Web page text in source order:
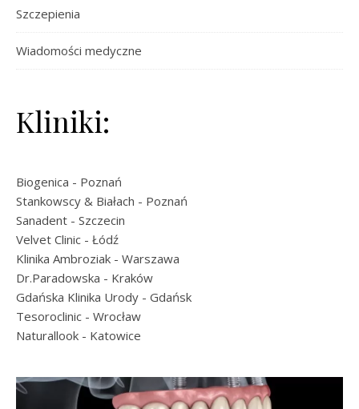
Szczepienia
Wiadomości medyczne
Kliniki:
Biogenica - Poznań
Stankowscy & Białach - Poznań
Sanadent - Szczecin
Velvet Clinic - Łódź
Klinika Ambroziak - Warszawa
Dr.Paradowska - Kraków
Gdańska Klinika Urody - Gdańsk
Tesoroclinic - Wrocław
Naturallook - Katowice